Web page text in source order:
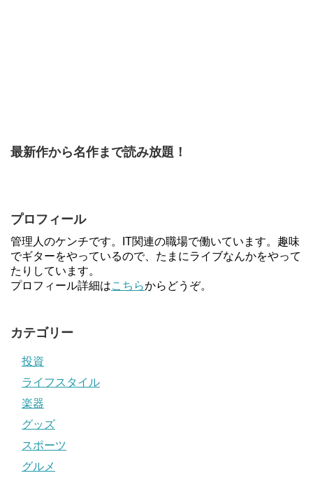
最新作から名作まで読み放題！
プロフィール
管理人のケンチです。IT関連の職場で働いています。趣味
でギターをやっているので、たまにライブなんかをやって
たりしています。
プロフィール詳細はこちらからどうぞ。
カテゴリー
投資
ライフスタイル
楽器
グッズ
スポーツ
グルメ